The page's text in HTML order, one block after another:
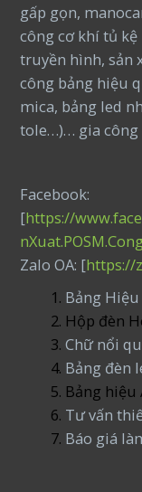
gấp gọn,
công cơ khí tủ
truyền hình, sản
công bảng hiệu
mica, bảng led
tole…)… gia công
Facebook:
[https://
Zalo OA: [https://
Bảng
Hộp đèn
Chữ nổi
Bảng đèn
Bảng hiệu
Tư vấn
Báo giá